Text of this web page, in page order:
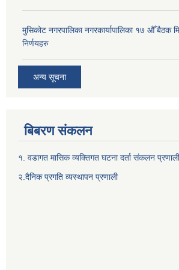
मुसिकोट नगरपालिका नगरकार्यापालिका १७ औँ बैठक
निर्णयहरु
अन्य सूचना
बिबरण संकलन
१. वडागत मासिक व्यक्तिगत घटना दर्ता संकलन
२.दैनिक प्रगति व्यस्थापन प्रणाली